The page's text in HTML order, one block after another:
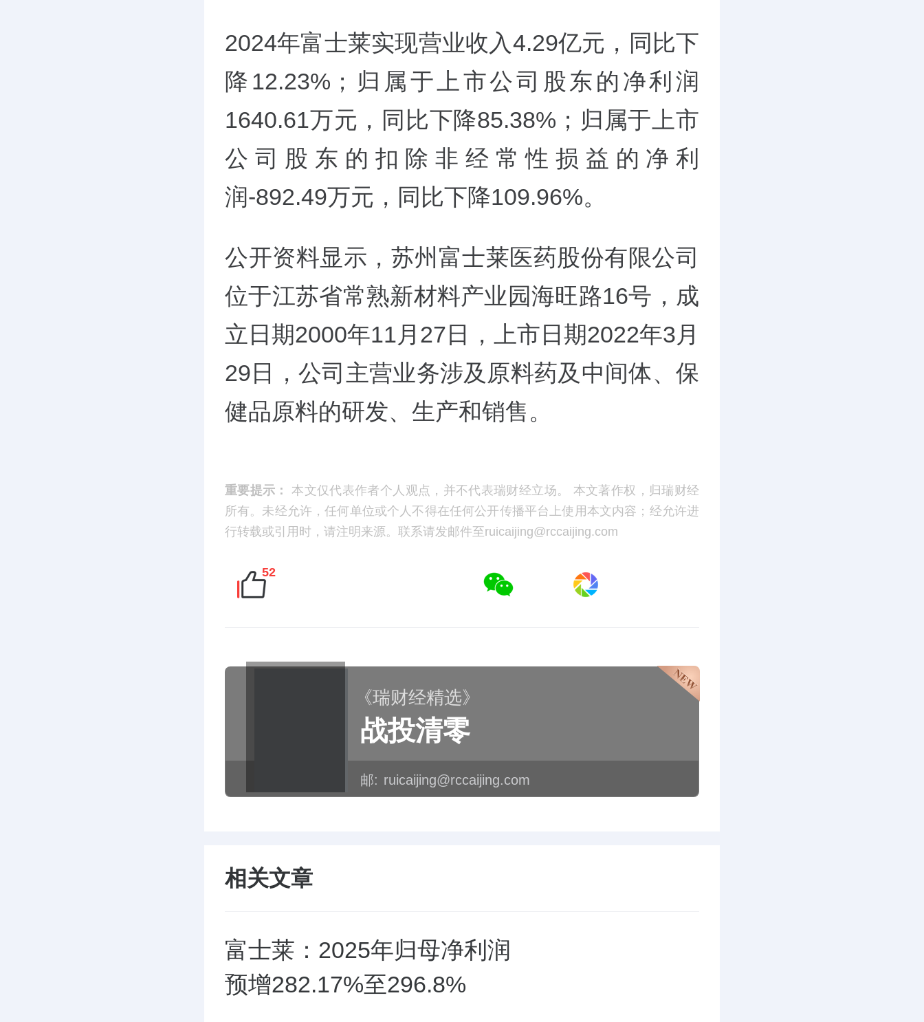
2024年富士莱实现营业收入4.29亿元，同比下
降12.23%；归属于上市公司股东的净利润
1640.61万元，同比下降85.38%；归属于上市
公司股东的扣除非经常性损益的净利
润-892.49万元，同比下降109.96%。
公开资料显示，苏州富士莱医药股份有限公司
位于江苏省常熟新材料产业园海旺路16号，成
立日期2000年11月27日，上市日期2022年3月
29日，公司主营业务涉及原料药及中间体、保
健品原料的研发、生产和销售。
重要提示：
本文仅代表作者个人观点，并不代表瑞财经立场。 本文著作权，归瑞财经
所有。未经允许，任何单位或个人不得在任何公开传播平台上使用本文内容；经允许进
行转载或引用时，请注明来源。联系请发邮件至ruicaijing@rccaijing.com
52
《瑞财经精选》
战投清零
邮: ruicaijing@rccaijing.com
相关文章
富士莱：2025年归母净利润
预增282.17%至296.8%